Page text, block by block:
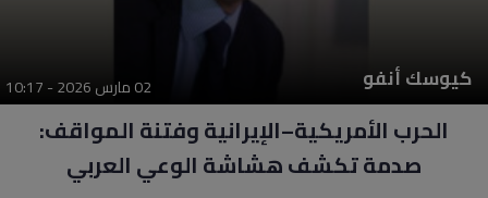
كيوسك أنفو 02 مارس 2026 - 10:17
الحرب الأمريكية–الإيرانية وفتنة المواقف:
صدمة تكشف هشاشة الوعي العربي